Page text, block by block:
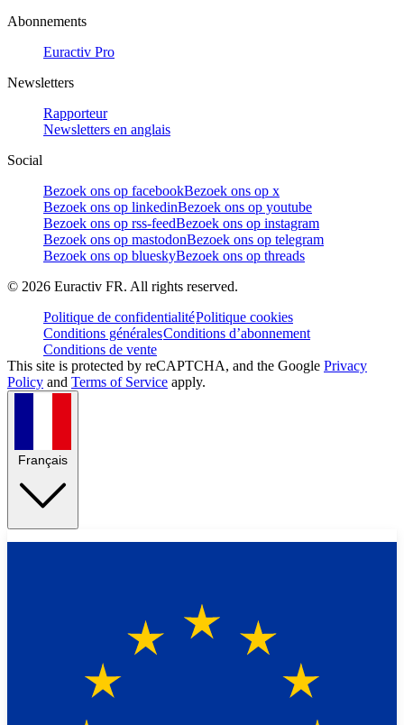
Abonnements
Euractiv Pro
Newsletters
Rapporteur
Newsletters en anglais
Social
Bezoek ons op facebookBezoek ons op x
Bezoek ons op linkedinBezoek ons op youtube
Bezoek ons op rss-feedBezoek ons op instagram
Bezoek ons op mastodonBezoek ons op telegram
Bezoek ons op blueskyBezoek ons op threads
© 2026 Euractiv FR. All rights reserved.
Politique de confidentialitéPolitique cookies
Conditions généralesConditions d’abonnement
Conditions de vente
This site is protected by reCAPTCHA, and the Google Privacy
Policy and Terms of Service apply.
Français